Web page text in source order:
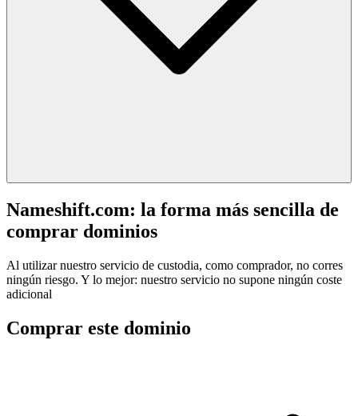
Nameshift.com: la forma más sencilla de
comprar dominios
Al utilizar nuestro servicio de custodia, como comprador, no corres
ningún riesgo. Y lo mejor: nuestro servicio no supone ningún coste
adicional
Comprar este dominio